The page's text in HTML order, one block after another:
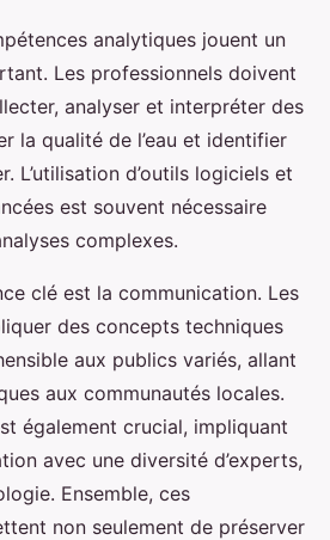
analytiques jouent un
Les professionnels doivent
analyser et interpréter des
la qualité de l’eau et identifier
L’utilisation d’outils logiciels et
est souvent nécessaire
complexes.
clé est la communication. Les
des concepts techniques
aux publics variés, allant
aux communautés locales.
également crucial, impliquant
avec une diversité d’experts,
Ensemble, ces
non seulement de préserver